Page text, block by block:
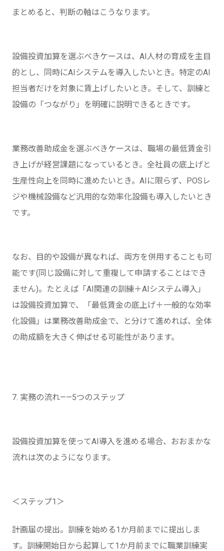
まとめると、判断の軸はこうなります。
設備投資加算を選ぶべきケースは、AI人材の育成を主目
的とし、同時にAIシステムを導入したいとき。特定のAI
担当者だけを対象に賃上げしたいとき。そして、訓練と
設備の「つながり」を明確に説明できるときです。
業務改善助成金を選ぶべきケースは、職場の最低賃金引
き上げが経営課題になっているとき。全社員の底上げと
生産性向上を同時に進めたいとき。AIに限らず、POSレ
ジや機械設備など汎用的な効率化設備も導入したいとき
です。
なお、目的や設備が異なれば、両方を併用することも可
能です(同じ設備に対して重複して申請することはでき
ません)。たとえば「AI関連の訓練＋AIシステム導入」
は設備投資加算で、「最低賃金の底上げ＋一般的な効率
化設備」は業務改善助成金で、と分けて進めれば、全体
の助成額を大きく伸ばせる可能性があります。
7. 実務の流れ——5つのステップ
設備投資加算を使ってAI導入を進める場合、おおまかな
流れは次のようになります。
＜ステップ1＞
計画届の提出。訓練を始める1か月前までに提出しま
す。訓練開始日から起算して1か月前までに職業訓練実